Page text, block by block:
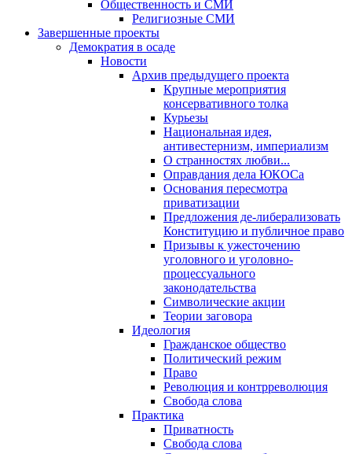
Общественность и СМИ
Религиозные СМИ
Завершенные проекты
Демократия в осаде
Новости
Архив предыдущего проекта
Крупные мероприятия
консервативного толка
Курьезы
Национальная идея,
антивестернизм, империализм
О странностях любви...
Оправдания дела ЮКОСа
Основания пересмотра
приватизации
Предложения де-либерализовать
Конституцию и публичное право
Призывы к ужесточению
уголовного и уголовно-
процессуального
законодательства
Символические акции
Теории заговора
Идеология
Гражданское общество
Политический режим
Право
Революция и контрреволюция
Свобода слова
Практика
Приватность
Свобода слова